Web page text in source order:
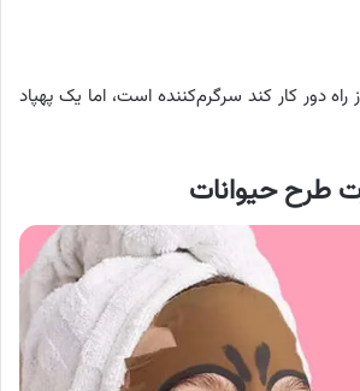
دور کار کند سرگرم‌کننده است، اما یک پهپاد